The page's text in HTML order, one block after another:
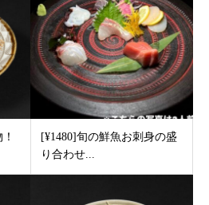
[¥1480]旬の鮮魚お刺身の盛
り合わせ...